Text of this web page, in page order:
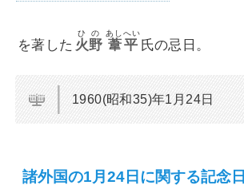
を著した 火野
ひの
葦平
あしへい
氏の忌日。
1960(昭和35)年1月24日
諸外国の1月24日に関する記念日